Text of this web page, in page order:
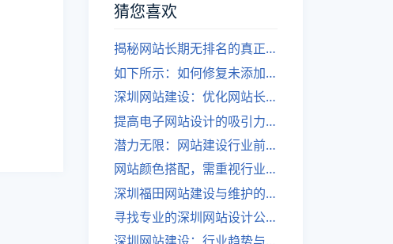
猜您喜欢
揭秘网站长期无排名的真正原因
如下所示：如何修复未添加标题title标签的网站
深圳网站建设：优化网站长期运营的关键因素
提高电子网站设计的吸引力技巧
潜力无限：网站建设行业前景展望
网站颜色搭配，需重视行业动态。
深圳福田网站建设与维护的完整指南
寻找专业的深圳网站设计公司，探究网站设计的完整内容」。